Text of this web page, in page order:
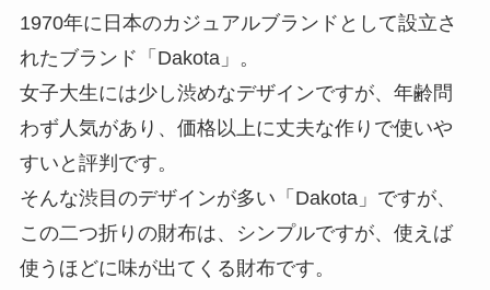
1970年に日本のカジュアルブランドとして設立さ
れたブランド「Dakota」。
女子大生には少し渋めなデザインですが、年齢問
わず人気があり、価格以上に丈夫な作りで使いや
すいと評判です。
そんな渋目のデザインが多い「Dakota」ですが、
この二つ折りの財布は、シンプルですが、使えば
使うほどに味が出てくる財布です。